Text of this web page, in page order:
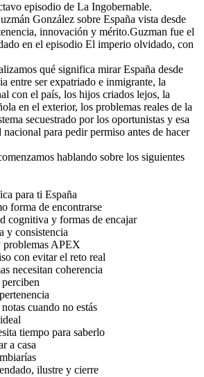
episodio de La Ingobernable.
González sobre España vista desde
innovación y mérito.Guzman fue el
en el episodio El imperio olvidado, con
qué significa mirar España desde
entre ser expatriado e inmigrante, la
con el país, los hijos criados lejos, la
en el exterior, los problemas reales de la
secuestrado por los oportunistas y esa
para pedir permiso antes de hacer
hablando sobre los siguientes
para ti España
forma de encontrarse
cognitiva y formas de encajar
y consistencia
problemas APEX
con evitar el reto real
necesitan coherencia
cuando no estás
tiempo para saberlo
a casa
ilustre y cierre